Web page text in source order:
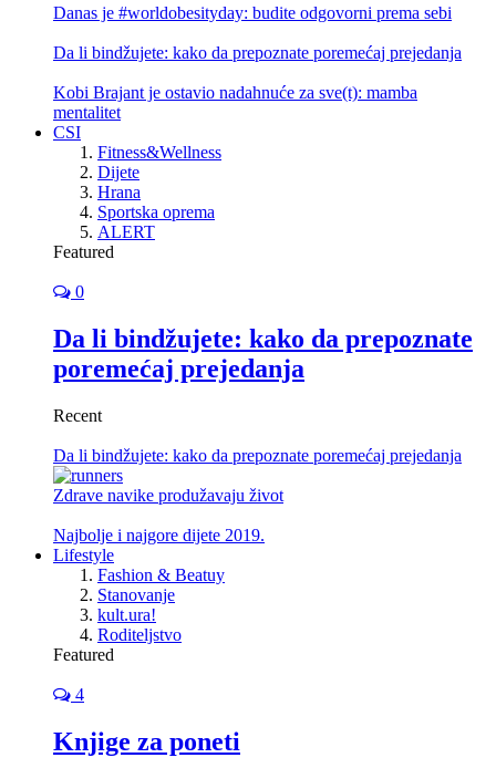
Danas je #worldobesityday: budite odgovorni prema sebi
Da li bindžujete: kako da prepoznate poremećaj prejedanja
Kobi Brajant je ostavio nadahnuće za sve(t): mamba
mentalitet
CSI
Fitness&Wellness
Dijete
Hrana
Sportska oprema
ALERT
Featured
0
Da li bindžujete: kako da prepoznate
poremećaj prejedanja
Recent
Da li bindžujete: kako da prepoznate poremećaj prejedanja
Zdrave navike produžavaju život
Najbolje i najgore dijete 2019.
Lifestyle
Fashion & Beatuy
Stanovanje
kult.ura!
Roditeljstvo
Featured
4
Knjige za poneti